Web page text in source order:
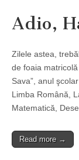
Adio,
Zilele astea,
de foaia
Sava”, anul
Limba Română,
Matematică,
Read more →